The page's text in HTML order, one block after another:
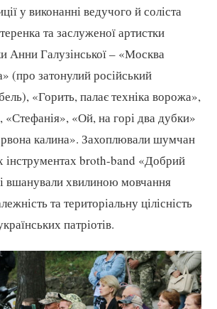
у виконанні ведучого й соліста
та заслуженої артистки
Анни Галузінської – «Москва
(про затонулий російський
«Горить, палає техніка ворожа»,
«Ой, на горі два дубки»
калина». Захоплювали шумчан
інструментах broth-band «Добрий
вшанували хвилиною мовчання
та територіальну цілісність
патріотів.